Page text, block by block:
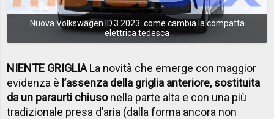
Nuova Volkswagen ID.3 2023: come cambia la compatta
elettrica tedesca
NIENTE GRIGLIALa novità che emerge con maggior
evidenza è l’assenza della griglia anteriore, sostituita
da un paraurti chiusonella parte alta e con una più
tradizionale presa d’aria (dalla forma ancora non